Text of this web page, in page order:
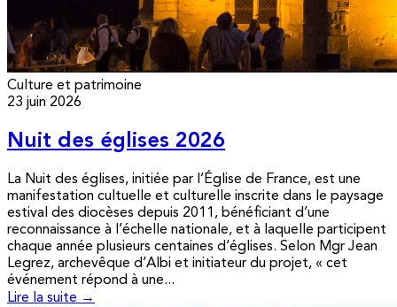
Culture et patrimoine
23 juin 2026
Nuit des églises 2026
La Nuit des églises, initiée par l’Église de France, est une
manifestation cultuelle et culturelle inscrite dans le paysage
estival des diocèses depuis 2011, bénéficiant d’une
reconnaissance à l’échelle nationale, et à laquelle participent
chaque année plusieurs centaines d’églises. Selon Mgr Jean
Legrez, archevêque d’Albi et initiateur du projet, « cet
événement répond à une...
Lire la suite →